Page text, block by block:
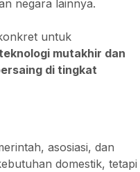
negara lainnya.
untuk
mutakhir dan
di tingkat
asosiasi, dan
domestik, tetapi